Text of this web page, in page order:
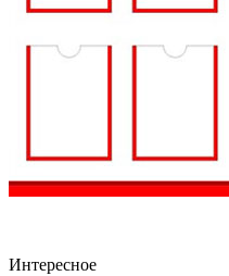
Интересное